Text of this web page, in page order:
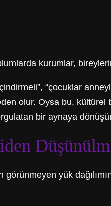
kurumlar,
“çocuklar
olur. Oysa bu, kültürel
bir aynaya
yük